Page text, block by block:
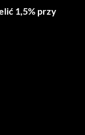
1,5% przy